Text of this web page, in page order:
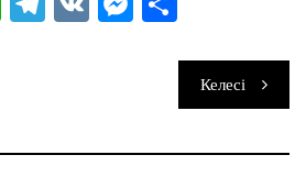
A a n
ра
ви
ть
Келесі